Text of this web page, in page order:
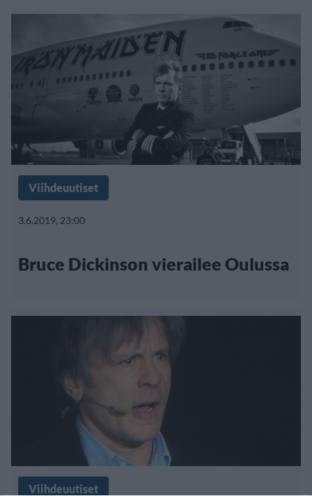
Viihdeuutiset
3.6.2019, 23:00
Bruce Dickinson vierailee Oulussa
Viihdeuutiset